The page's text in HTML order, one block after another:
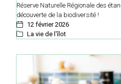
Réserve Naturelle Régionale des
découverte de la biodiversité !
12 février 2026
La vie de l'îlot